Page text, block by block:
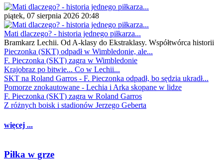
piątek, 07 sierpnia 2026 20:48
Mati dlaczego? - historia jednego piłkarza...
Bramkarz Lechii. Od A-klasy do Ekstraklasy. Współtwórca historii
Pieczonka (SKT) odpadł w Wimbledonie, ale...
F. Pieczonka (SKT) zagra w Wimbledonie
Krajobraz po bitwie... Co w Lechii...
SKT na Roland Garros - F. Pieczonka odpadł, bo sędzia ukradł...
Pomorze znokautowane - Lechia i Arka skopane w lidze
F. Pieczonka (SKT) zagra w Roland Garros
Z różnych boisk i stadionów Jerzego Geberta
więcej ...
Piłka w grze